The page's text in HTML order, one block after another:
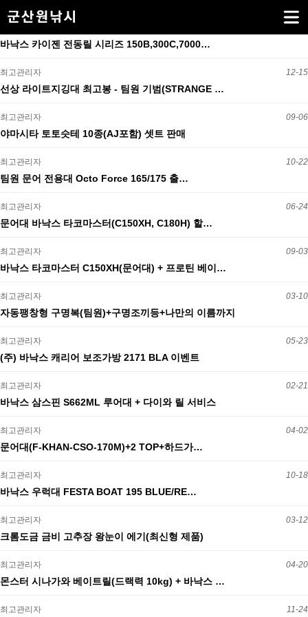
바낙스 카이젠 전동릴 시리즈 150B,300C,7000…
최고관리자 12-15
선상 라이트지깅대 최고봉 - 팀원 기범(STRANGE …
최고관리자 09-06
야마시타 토토슷테 10종(AJ포함) 셋트 판매
최고관리자 10-22
팀원 문어 전용대 Octo Force 165/175 출…
최고관리자 06-24
문어대 바낙스 타코마스터(C150XH, C180H) 할…
최고관리자 09-03
바낙스 타코마스터 C150XH(문어대) + 프로틴 베이…
최고관리자 03-10
자동팽창형 구명복(팀원)+구명조끼등+나만의 이름까지
최고관리자 05-23
(주) 바낙스 캐리어 보조가방 2171 BLA 이벤트
최고관리자 02-21
바낙스 삼스핀 S662ML 루어대 + 다이와 릴 서비스
최고관리자 04-02
문어대(F-KHAN-CSO-170M)+2 TOP+하드가…
최고관리자 10-18
바낙스 우럭대 FESTA BOAT 195 BLUE/RE…
최고관리자 03-12
크롬도금 금비 고추장 왕눈이 에기(최신형 제품)
최고관리자 04-20
몬스터 시나가와 베이트릴(드랙력 10kg) + 바낙스 …
최고관리자 11-24